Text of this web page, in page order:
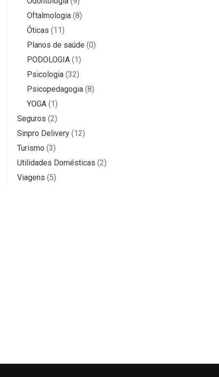
Oftalmologia (8)
Óticas (11)
Planos de saúde (0)
PODOLOGIA (1)
Psicologia (32)
Psicopedagogia (8)
YOGA (1)
Seguros (2)
Sinpro Delivery (12)
Turismo (3)
Utilidades Domésticas (2)
Viagens (5)